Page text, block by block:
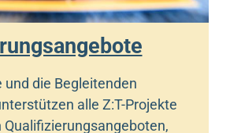
und die Begleitenden
alle Z:T-Projekte